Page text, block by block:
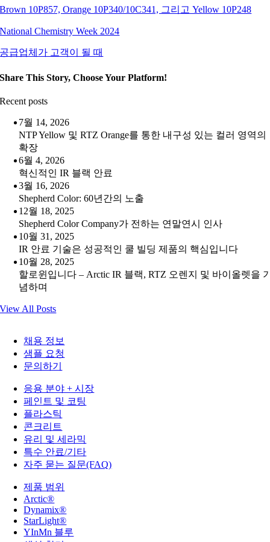
Brown 10P857, Orange 10P340/10C341, 그리고 Yellow 10P248
National Chemistry Week 2024
공급업체가 고객이 될 때
Share This Story, Choose Your Platform!
Recent posts
7월 14, 2026
NTP Yellow 및 RTZ Orange를 통한 내구성 있는 컬러 영역의
확장
6월 4, 2026
혁신적인 IR 블랙 안료
3월 16, 2026
Shepherd Color: 60년간의 노출
12월 18, 2025
Shepherd Color Company가 전하는 연말연시 인사
10월 31, 2025
IR 안료 기술은 성공적인 쿨 빌딩 제품의 핵심입니다
10월 28, 2025
할로윈입니다 – Arctic IR 블랙, RTZ 오렌지 및 바이올렛을
념하며
View All Posts
채용 정보
샘플 요청
문의하기
응용 분야 + 시장
페인트 및 코팅
플라스틱
콘크리트
유리 및 세라믹
특수 안료/기타
자주 묻는 질문(FAQ)
제품 범위
Arctic®
Dynamix®
StarLight®
YInMn 블루